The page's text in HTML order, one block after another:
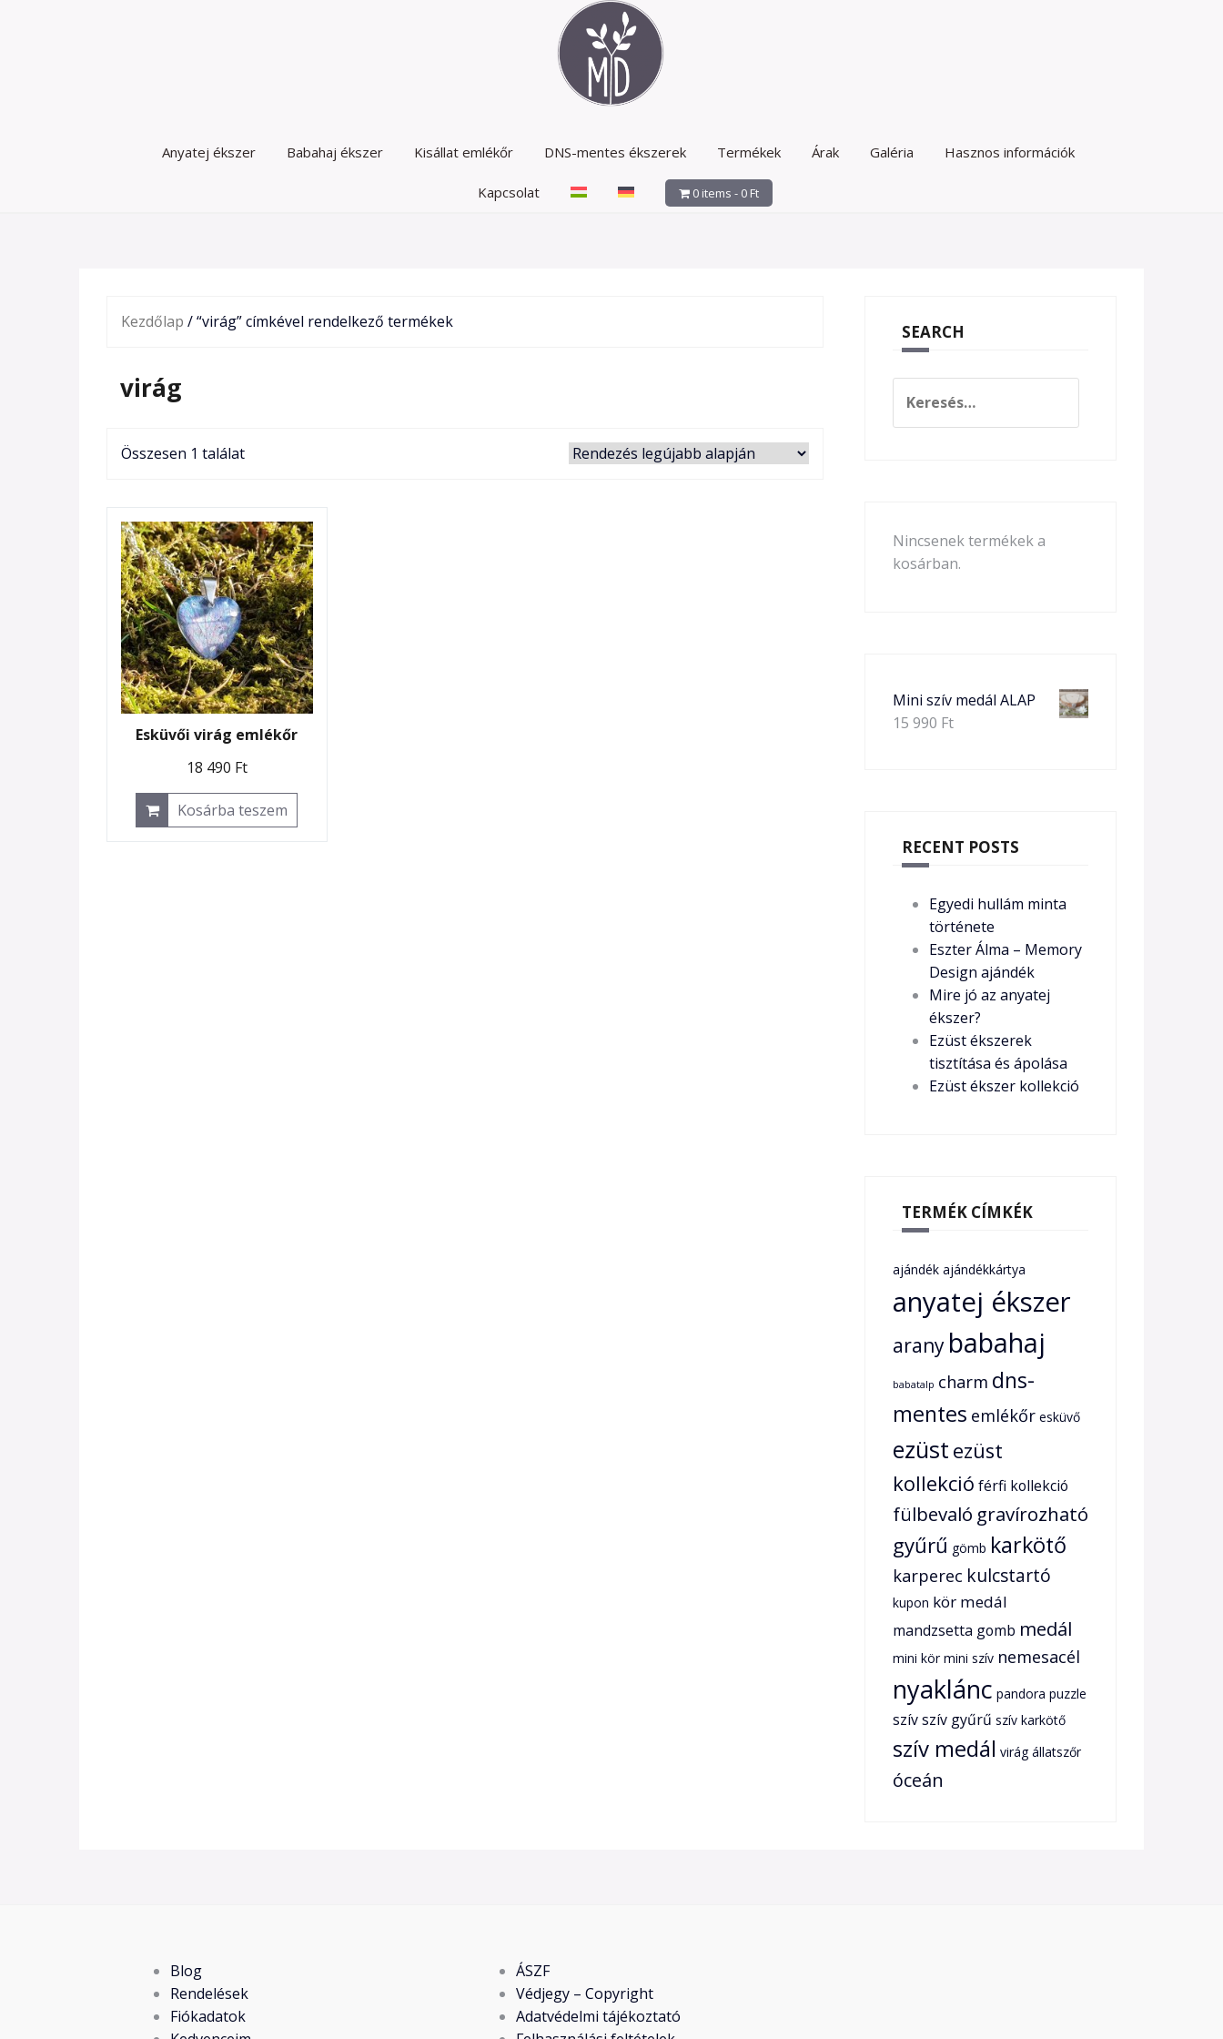
Anyatej ékszer Babahaj ékszer Kisállat emlékőr DNS-mentes ékszerek Termékek Árak Galéria Hasznos információk
Kapcsolat 0 items - 0 Ft
Kezdőlap / “virág” címkével rendelkező termékek
virág
Összesen 1 találat
Esküvői virág emlékőr
18 490 Ft
Kosárba teszem
SEARCH
Nincsenek termékek a
kosárban.
Mini szív medál ALAP
15 990 Ft
RECENT POSTS
Egyedi hullám minta
története
Eszter Álma – Memory
Design ajándék
Mire jó az anyatej
ékszer?
Ezüst ékszerek
tisztítása és ápolása
Ezüst ékszer kollekció
TERMÉK CÍMKÉK
ajándék ajándékkártya
anyatej ékszer
arany babahaj
babatalp charm dns-
mentes emlékőr esküvő
ezüst ezüst
kollekció férfi kollekció
fülbevaló gravírozható
gyűrű gömb karkötő
karperec kulcstartó
kupon kör medál
mandzsetta gomb medál
mini kör mini szív nemesacél
nyaklánc pandora puzzle
szív szív gyűrű szív karkötő
szív medál virág állatszőr
óceán
Blog
Rendelések
Fiókadatok
ÁSZF
Védjegy – Copyright
Adatvédelmi tájékoztató